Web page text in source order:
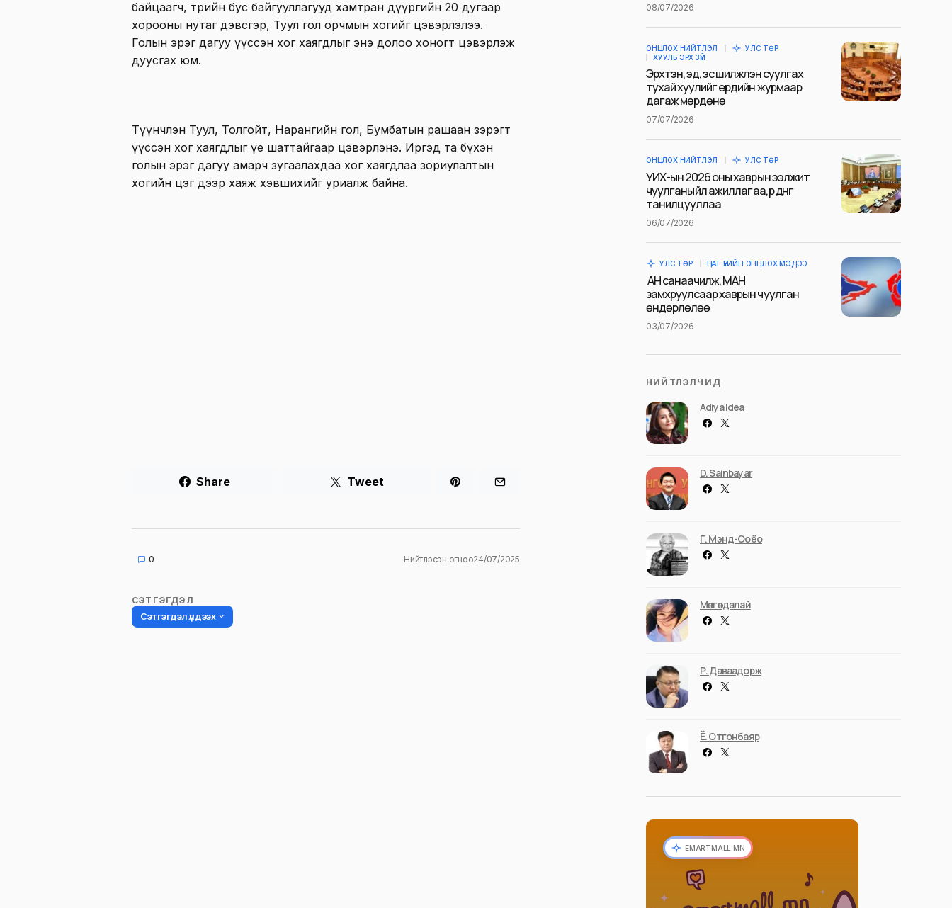
байцаагч, төрийн бус байгууллагууд хамтран дүүргийн 20 дугаар
хорооны нутаг дэвсгэр, Туул гол орчмын хогийг цэвэрлэлээ.
Голын эрэг дагуу үүссэн хог хаягдлыг энэ долоо хоногт цэвэрлэж
дуусгах юм.
Түүнчлэн Туул, Толгойт, Нарангийн гол, Бумбатын рашаан зэрэгт
үүссэн хог хаягдлыг үе шаттайгаар цэвэрлэнэ. Иргэд та бүхэн
голын эрэг дагуу амарч зугаалахдаа хог хаягдлаа зориулалтын
хогийн цэг дээр хаяж хэвшихийг уриалж байна.
Share Tweet
0 Нийтлэсэн огноо24/07/2025
СЭТГЭГДЭЛ
Сэтгэгдэл үлдээх
08/07/2026
ОНЦЛОХ НИЙТЛЭЛ
УЛС ТӨР
ХУУЛЬ ЭРХ ЗҮЙ
Эрхтэн, эд, эс шилжүүлэн суулгах
тухай хуулийг ердийн журмаар
дагаж мөрдөнө
07/07/2026
ОНЦЛОХ НИЙТЛЭЛ УЛС ТӨР
УИХ-ын 2026 оны хаврын ээлжит
чуулганы үйл ажиллагаа, үр дүнг
танилцууллаа
06/07/2026
УЛС ТӨР ЦАГ ҮЕИЙН ОНЦЛОХ МЭДЭЭ
АН санаачилж, МАН
замхруулсаар хаврын чуулган
өндөрлөлөө
03/07/2026
НИЙТЛЭЛЧИД
Adiya Idea
D. Sainbayar
Г. Мэнд-Ооёо
Мөнгөндалай
Р. Даваадорж
Ё. Отгонбаяр
EMARTMALL.MN